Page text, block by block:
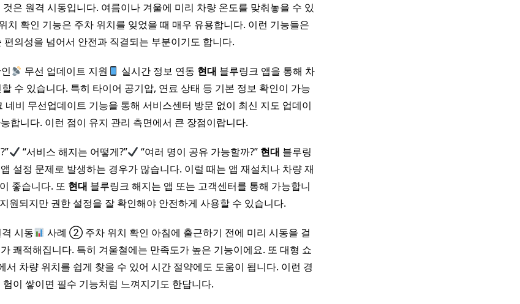
은 원격 시동입니다. 여름이나 겨울에 미리 차량 온도를 맞춰놓을 수 있
치 확인 기능은 주차 위치를 잊었을 때 매우 유용합니다. 이런 기능들은
편의성을 넘어서 안전과 직결되는 부분이기도 합니다.
무선 업데이트 지원 실시간 정보 연동 현대 블루링크 앱을 통해 차
수 있습니다. 특히 타이어 공기압, 연료 상태 등 기본 정보 확인이 가능
네비 무선업데이트 기능을 통해 서비스센터 방문 없이 최신 지도 업데이
합니다. 이런 점이 유지 관리 측면에서 큰 장점이랍니다.
“서비스 해지는 어떻게?” “여러 명이 공유 가능할까?” 현대 블루링
설정 문제로 발생하는 경우가 많습니다. 이럴 때는 앱 재설치나 차량 재
좋습니다. 또 현대 블루링크 해지는 앱 또는 고객센터를 통해 가능합니
원되지만 권한 설정을 잘 확인해야 안전하게 사용할 수 있습니다.
시동
사례 ② 주차 위치 확인 아침에 출근하기 전에 미리 시동을 걸
쾌적해집니다. 특히 겨울철에는 만족도가 높은 기능이에요. 또 대형 쇼
서 차량 위치를 쉽게 찾을 수 있어 시간 절약에도 도움이 됩니다. 이런 경
험이 쌓이면 필수 기능처럼 느껴지기도 한답니다.